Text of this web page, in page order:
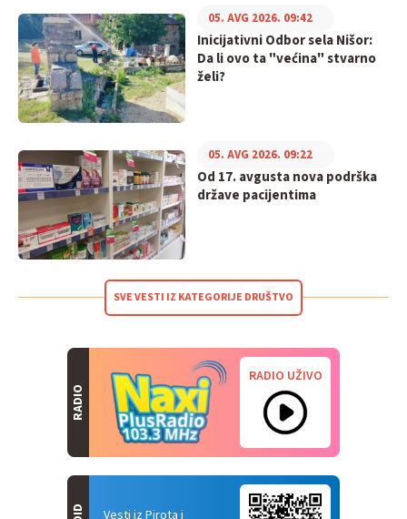
Inicijativni Odbor sela Nišor:
Da li ovo ta "većina" stvarno
želi?
05. AVG 2026. 09:42
Od 17. avgusta nova podrška
države pacijentima
05. AVG 2026. 09:22
SVE VESTI IZ KATEGORIJE DRUŠTVO
RADIO
RADIO UŽIVO
Vesti iz Pirota i